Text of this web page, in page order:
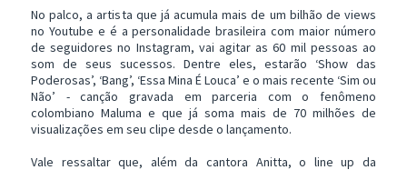
No palco, a artista que já acumula mais de um bilhão de views
no Youtube e é a personalidade brasileira com maior número
de seguidores no Instagram, vai agitar as 60 mil pessoas ao
som de seus sucessos. Dentre eles, estarão ‘Show das
Poderosas’, ‘Bang’, ‘Essa Mina É Louca’ e o mais recente ‘Sim ou
Não’ - canção gravada em parceria com o fenômeno
colombiano Maluma e que já soma mais de 70 milhões de
visualizações em seu clipe desde o lançamento.
Vale ressaltar que, além da cantora Anitta, o line up da